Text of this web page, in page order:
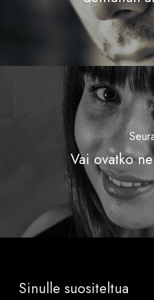
Vai ovatko
Sinulle suositeltua